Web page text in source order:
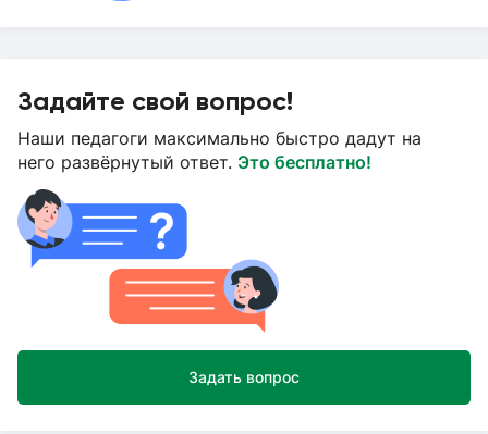
Задайте свой вопрос!
Наши педагоги максимально быстро дадут на
него развёрнутый ответ. Это бесплатно!
Задать вопрос